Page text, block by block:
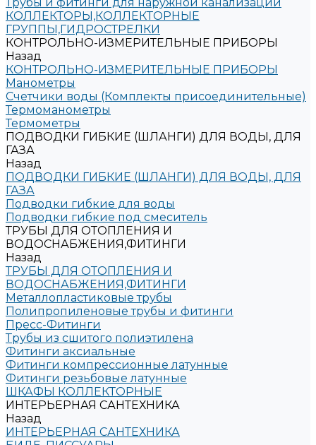
КОЛЛЕКТОРЫ,КОЛЛЕКТОРНЫЕ
ГРУППЫ,ГИДРОСТРЕЛКИ
КОНТРОЛЬНО-ИЗМЕРИТЕЛЬНЫЕ ПРИБОРЫ
Назад
КОНТРОЛЬНО-ИЗМЕРИТЕЛЬНЫЕ ПРИБОРЫ
Манометры
Счетчики воды (Комплекты присоединительные)
Термоманометры
Термометры
ПОДВОДКИ ГИБКИЕ (ШЛАНГИ) ДЛЯ ВОДЫ, ДЛЯ
ГАЗА
Назад
ПОДВОДКИ ГИБКИЕ (ШЛАНГИ) ДЛЯ ВОДЫ, ДЛЯ
ГАЗА
Подводки гибкие для воды
Подводки гибкие под смеситель
ТРУБЫ ДЛЯ ОТОПЛЕНИЯ И
ВОДОСНАБЖЕНИЯ,ФИТИНГИ
Назад
ТРУБЫ ДЛЯ ОТОПЛЕНИЯ И
ВОДОСНАБЖЕНИЯ,ФИТИНГИ
Металлопластиковые трубы
Полипропиленовые трубы и фитинги
Пресс-Фитинги
Трубы из сшитого полиэтилена
Фитинги аксиальные
Фитинги компрессионные латунные
Фитинги резьбовые латунные
ШКАФЫ КОЛЛЕКТОРНЫЕ
ИНТЕРЬЕРНАЯ САНТЕХНИКА
Назад
ИНТЕРЬЕРНАЯ САНТЕХНИКА